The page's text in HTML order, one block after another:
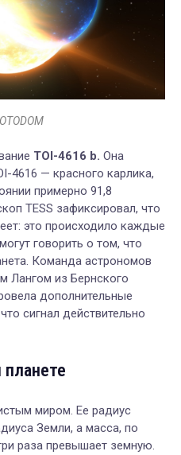
TOI-4616 b. Она
4616 — красного карлика,
примерно 91,8
TESS зафиксировал, что
это происходило каждые
говорить о том, что
Команда астрономов
Лангом из Бернского
дополнительные
сигнал действительно
планете
миром. Ее радиус
Земли, а масса, по
раза превышает земную.